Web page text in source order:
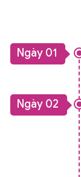
Ngày 01
Ngày 02